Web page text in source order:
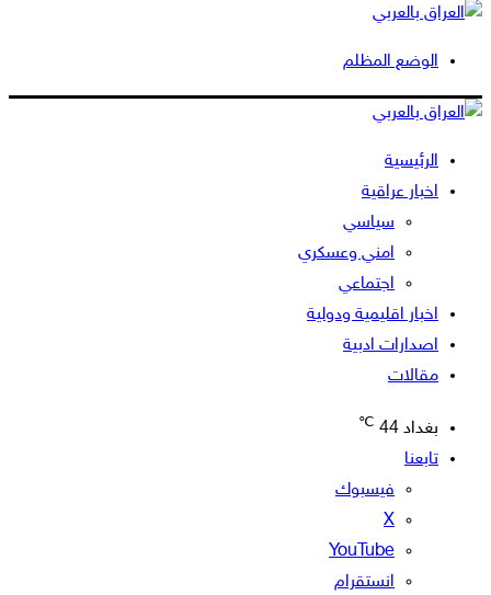
الوضع المظلم
الرئيسية
اخبار عراقية
سياسي
امني وعسكري
اجتماعي
اخبار اقليمية ودولية
اصدارات ادبية
مقالات
بغداد 44
℃
تابعنا
فيسبوك
‫X
‫YouTube
انستقرام